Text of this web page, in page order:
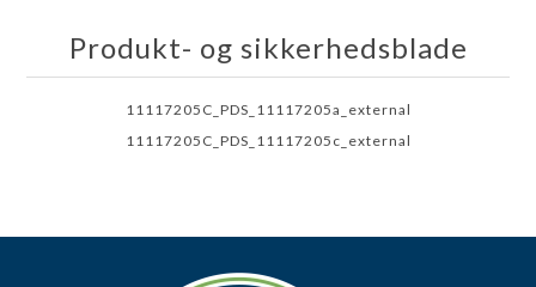
Produkt- og sikkerhedsblade
11117205C_PDS_11117205a_external
11117205C_PDS_11117205c_external